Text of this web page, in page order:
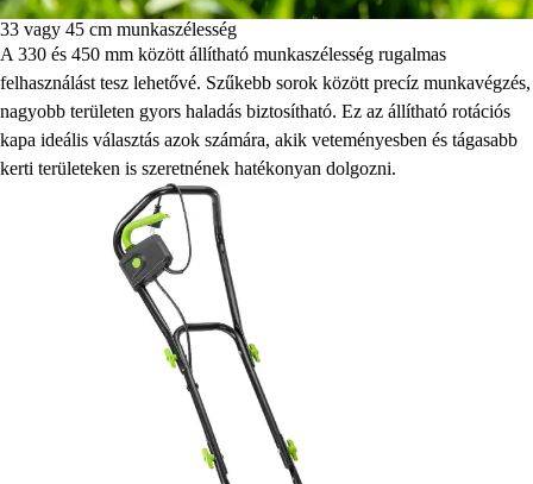
33 vagy 45 cm munkaszélesség
A 330 és 450 mm között állítható munkaszélesség rugalmas
felhasználást tesz lehetővé. Szűkebb sorok között precíz munkavégzés,
nagyobb területen gyors haladás biztosítható. Ez az állítható rotációs
kapa ideális választás azok számára, akik veteményesben és tágasabb
kerti területeken is szeretnének hatékonyan dolgozni.